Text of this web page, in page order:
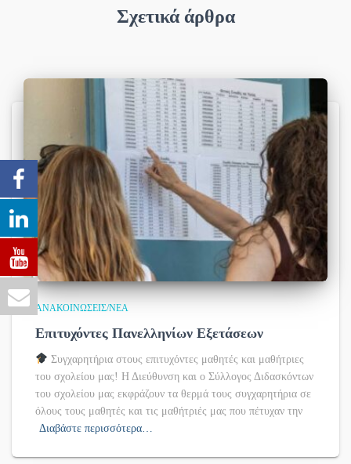
Σχετικά άρθρα
ΑΝΑΚΟΙΝΏΣΕΙΣ/ΝΈΑ
Επιτυχόντες Πανελληνίων Εξετάσεων
Συγχαρητήρια στους επιτυχόντες μαθητές και μαθήτριες
του σχολείου μας! Η Διεύθυνση και ο Σύλλογος Διδασκόντων
του σχολείου μας εκφράζουν τα θερμά τους συγχαρητήρια σε
όλους τους μαθητές και τις μαθήτριές μας που πέτυχαν την
Διαβάστε περισσότερα…